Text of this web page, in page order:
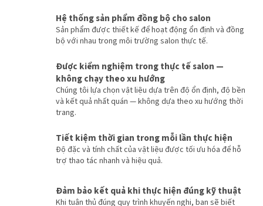
Hệ thống sản phẩm đồng bộ cho salon
Sản phẩm được thiết kế để hoạt động ổn định và đồng
bộ với nhau trong môi trường salon thực tế.
Được kiểm nghiệm trong thực tế salon —
không chạy theo xu hướng
Chúng tôi lựa chọn vật liệu dựa trên độ ổn định, độ bền
và kết quả nhất quán — không dựa theo xu hướng thời
trang.
Tiết kiệm thời gian trong mỗi lần thực hiện
Độ đặc và tính chất của vật liệu được tối ưu hóa để hỗ
trợ thao tác nhanh và hiệu quả.
Đảm bảo kết quả khi thực hiện đúng kỹ thuật
Khi tuân thủ đúng quy trình khuyến nghị, bạn sẽ biết